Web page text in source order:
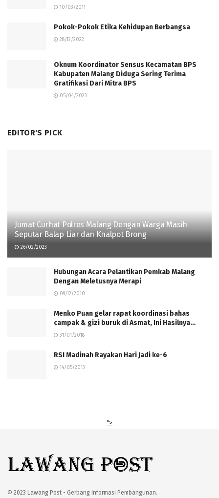
10/03/2011
Pokok-Pokok Etika Kehidupan Berbangsa
28/12/2022
Oknum Koordinator Sensus Kecamatan BPS
Kabupaten Malang Diduga Sering Terima
Gratifikasi Dari Mitra BPS
05/04/2023
EDITOR'S PICK
Jumat Curhat Polres Malang Dengan Warga Masih
Seputar Balap Liar dan Knalpot Brong
26/02/2023
Hubungan Acara Pelantikan Pemkab Malang
Dengan Meletusnya Merapi
09/12/2010
Menko Puan gelar rapat koordinasi bahas
campak & gizi buruk di Asmat, Ini Hasilnya…
31/01/2018
RSI Madinah Rayakan Hari Jadi ke-6
14/05/2013
">
© 2023 Lawang Post - Gerbang Informasi Pembangunan.